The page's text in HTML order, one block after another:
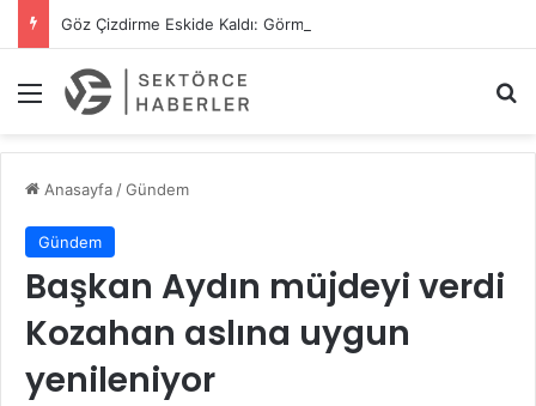
Menü
Anasayfa/Gündem
Gündem
Başkan Aydın müjdeyi verdi
Kozahan aslına uygun
yenileniyor